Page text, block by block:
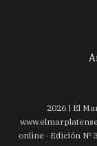
2026| El
www.
online · Edición Nº